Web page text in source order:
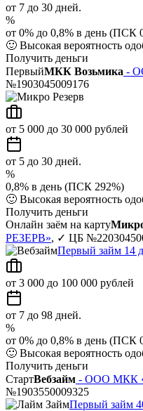
от 7 до 30 дней.
%
от 0% до 0,8% в день (ПСК
🙂 Высокая вероятность
Получить деньги
ПервыйМКК Возьмика -
№1903045009176
от 5 000 до 30 000 рублей
от 5 до 30 дней.
%
0,8% в день (ПСК 292%)
🙂 Высокая вероятность
Получить деньги
Онлайн заём на карту
РЕЗЕРВ», ✓ ЦБ
Первый займ 14
от 3 000 до 100 000 рублей
от 7 до 98 дней.
%
от 0% до 0,8% в день (ПСК
🙂 Высокая вероятность
Получить деньги
СтартВебзайм - ООО МКК
№1903550009325
Первый займ